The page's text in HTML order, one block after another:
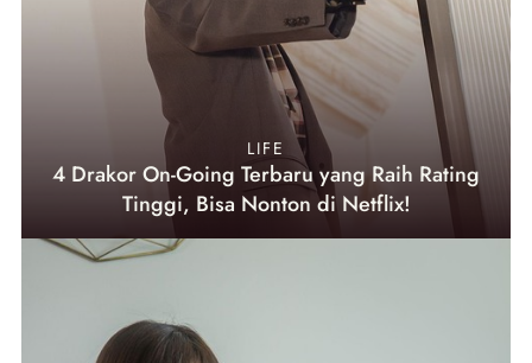
LIFE
4 Drakor On-Going Terbaru yang Raih Rating
Tinggi, Bisa Nonton di Netflix!